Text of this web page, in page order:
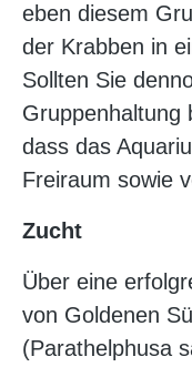
eben diesem
der Krabben in
Sollten Sie
Gruppenhaltung
dass das
Freiraum sowie
Zucht
Über eine
von Goldenen
(Parathelphusa